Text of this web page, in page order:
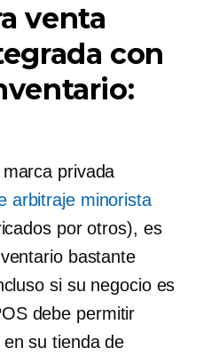
venta
con
privada
arbitraje minorista
por otros), es
bastante
si su negocio es
debe permitir
su tienda de